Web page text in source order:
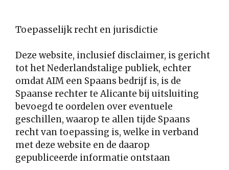
Toepasselijk recht en jurisdictie
Deze website, inclusief disclaimer, is gericht
tot het Nederlandstalige publiek, echter
omdat AIM een Spaans bedrijf is, is de
Spaanse rechter te Alicante bij uitsluiting
bevoegd te oordelen over eventuele
geschillen, waarop te allen tijde Spaans
recht van toepassing is, welke in verband
met deze website en de daarop
gepubliceerde informatie ontstaan